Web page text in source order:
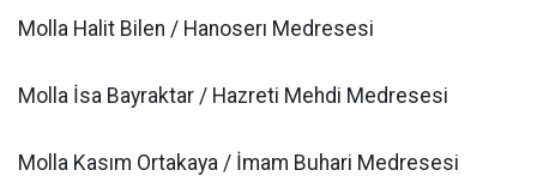
Molla Halit Bilen / Hanoserı Medresesi
Molla İsa Bayraktar / Hazreti Mehdi Medresesi
Molla Kasım Ortakaya / İmam Buhari Medresesi